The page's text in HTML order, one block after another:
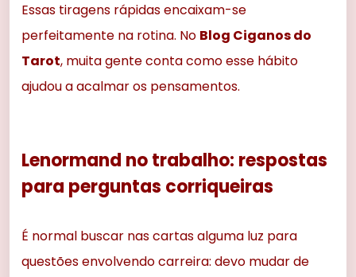
Essas tiragens rápidas encaixam-se
perfeitamente na rotina. No Blog Ciganos do
Tarot, muita gente conta como esse hábito
ajudou a acalmar os pensamentos.
Lenormand no trabalho: respostas
para perguntas corriqueiras
É normal buscar nas cartas alguma luz para
questões envolvendo carreira: devo mudar de